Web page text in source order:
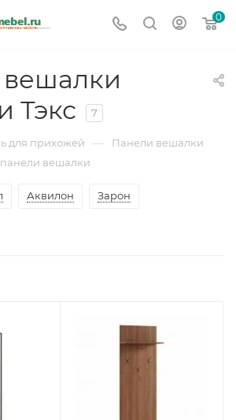
0
Тэкс
7
для прихожей — Панели вешалки
вешалки
Аквилон Зарон